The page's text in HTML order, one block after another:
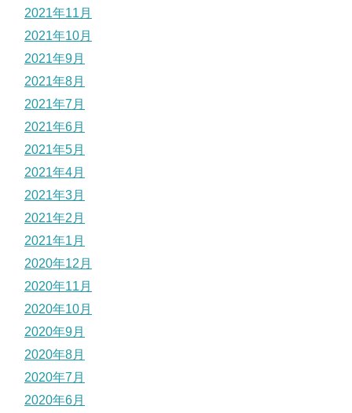
2021年11月
2021年10月
2021年9月
2021年8月
2021年7月
2021年6月
2021年5月
2021年4月
2021年3月
2021年2月
2021年1月
2020年12月
2020年11月
2020年10月
2020年9月
2020年8月
2020年7月
2020年6月